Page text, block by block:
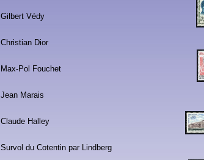
Christian Dior
Max-Pol Fouchet
Gilbert Védy
Jean Marais
Survol du Cotentin par Lindberg
Claude Halley